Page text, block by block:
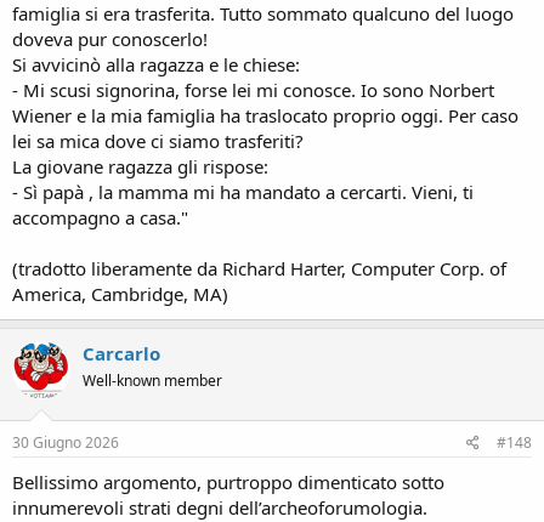
famiglia si era trasferita. Tutto sommato qualcuno del luogo
doveva pur conoscerlo!
Si avvicinò alla ragazza e le chiese:
- Mi scusi signorina, forse lei mi conosce. Io sono Norbert
Wiener e la mia famiglia ha traslocato proprio oggi. Per caso
lei sa mica dove ci siamo trasferiti?
La giovane ragazza gli rispose:
- Sì papà , la mamma mi ha mandato a cercarti. Vieni, ti
accompagno a casa."
(tradotto liberamente da Richard Harter, Computer Corp. of
America, Cambridge, MA)
Carcarlo
Well-known member
30 Giugno 2026 #148
Bellissimo argomento, purtroppo dimenticato sotto
innumerevoli strati degni dell’archeoforumologia.